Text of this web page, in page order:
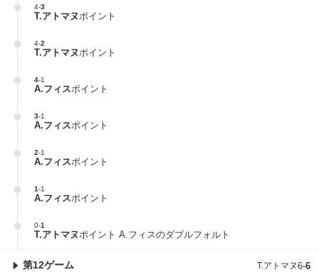
4-3
T.アトマヌポイント
4-2
T.アトマヌポイント
4-1
A.フィスポイント
3-1
A.フィスポイント
2-1
A.フィスポイント
1-1
A.フィスポイント
0-1
T.アトマヌポイント A.フィスのダブルフォルト
第12ゲーム T.アトマヌ6-6